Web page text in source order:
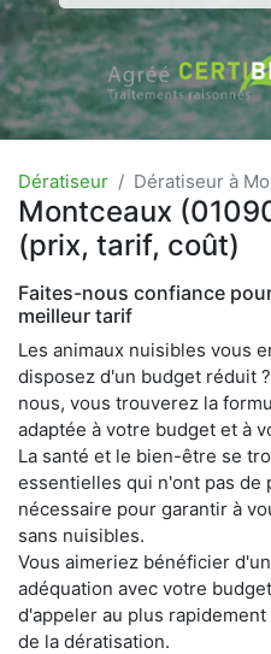
Dératiseur Dératiseur à
Montceaux
(prix, tarif, coût)
Faites-nous confiance
meilleur tarif
Les animaux nuisibles vous
disposez d'un budget réduit
nous, vous trouverez la
adaptée à votre budget et à
La santé et le bien-être se
essentielles qui n'ont pas de
nécessaire pour garantir à
sans nuisibles.
Vous aimeriez bénéficier
adéquation avec votre
d'appeler au plus
de la dératisation.